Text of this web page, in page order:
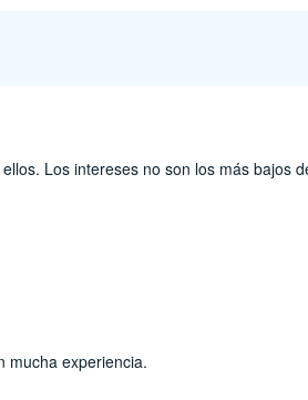
Los intereses no son los más bajos
mucha experiencia.